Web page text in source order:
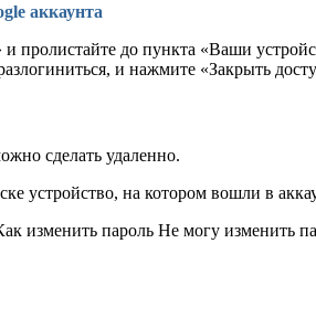
аккаунта
и пролистайте до пункта «Ваши
и нажмите «Закрыть
сделать удаленно.
устройство, на котором вошли в
изменить пароль Не могу изменить